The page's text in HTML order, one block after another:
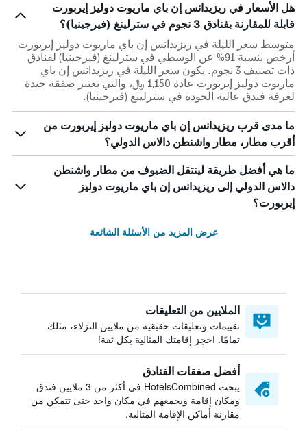
هل الأسعار في ريزيدانس إن باي ماريوت دوليز إيربورت
قابلة للمقارنة بفنادق 3 نجوم في سترلينغ (فيرجينيا)؟
متوسط سعر الليلة في ريزيدانس إن باي ماريوت دوليز إيربورت
أرخص بنسبة 91% عن الوسطي في سترلينغ (فيرجينيا) لفنادق
ذات تصنيف 3 نجوم. يكون سعر الليلة في ريزيدانس إن باي
ماريوت دوليز إيربورت عادة 1,150 ﷼، والتي تعتبر صفقة جيدة
لغرفة فندق عالية الجودة في سترلينغ (فيرجينيا).
ما مدى قرب ريزيدانس إن باي ماريوت دوليز إيربورت من
أقرب مطار، مطار واشنطن دالاس الدولي؟
ما هي أفضل طريقة لينتقل الضيوف من مطار واشنطن
دالاس الدولي إلى ريزيدانس إن باي ماريوت دوليز
إيربورت؟
عرض المزيد من الأسئلة الشائعة
الملايين من التعليقات
تقييمات وتعليقات حقيقية من ملايين النزلاء، مثلك
تمامًا. احجز إقامتك المثالية بكل ثقة!
أفضل صفقات الفنادق
يبحث HotelsCombined في أكثر من 3 ملايين فندق
ومكان إقامة ويجمعهم في مكان واحد حتى تتمكن من
مقارنة أماكن الإقامة المثالية.